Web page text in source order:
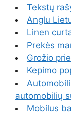
Tekstų
Anglu
Linen
Prekės
Grožio
Kepimo
automobilių
Mobilus